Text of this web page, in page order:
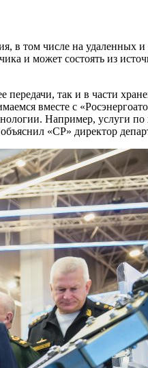
в том числе на
и может состоять из
передачи, так и в части
вместе с
Например, услуги
«СР» директор